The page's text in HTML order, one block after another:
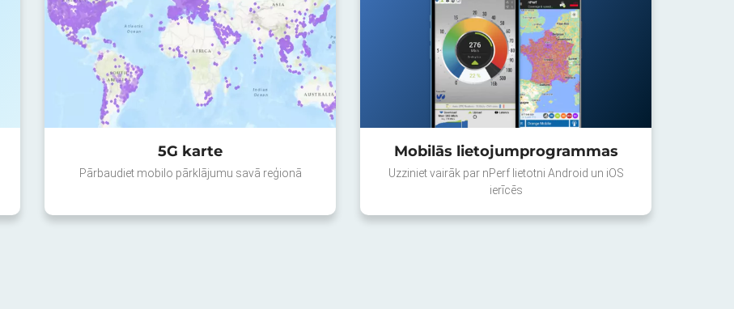
5G karte
Pārbaudiet mobilo pārklājumu savā reģionā
Mobilās lietojumprogrammas
Uzziniet vairāk par nPerf lietotni Android un iOS
ierīcēs